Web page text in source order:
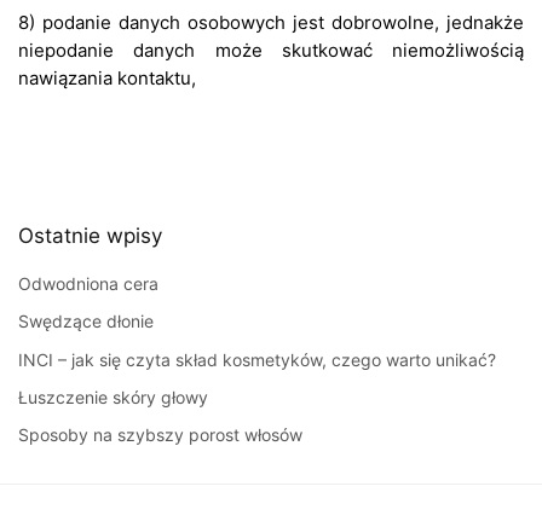
8) podanie danych osobowych jest dobrowolne, jednakże
niepodanie danych może skutkować niemożliwością
nawiązania kontaktu,
Ostatnie wpisy
Odwodniona cera
Swędzące dłonie
INCI – jak się czyta skład kosmetyków, czego warto unikać?
Łuszczenie skóry głowy
Sposoby na szybszy porost włosów